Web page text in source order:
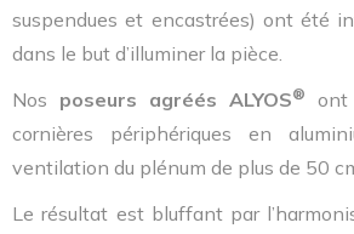
suspendues et encastrées) ont été
dans le but d’illuminer la pièce.
Nos poseurs agréés ALYOS®
cornières périphériques en
ventilation du plénum de plus de 50
Le résultat est bluffant par